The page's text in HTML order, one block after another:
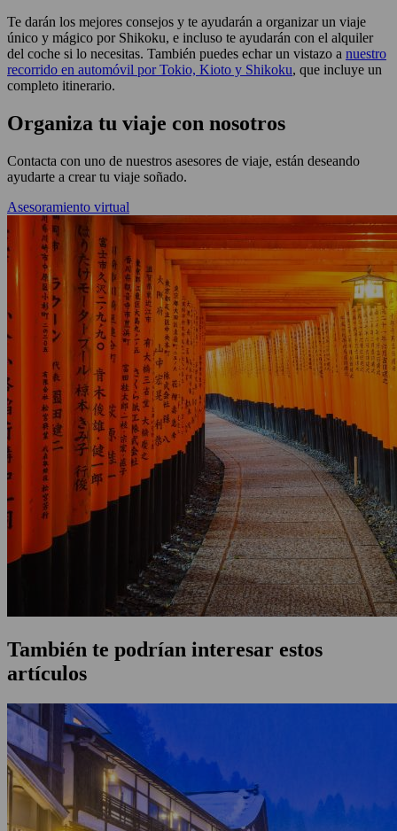
Te darán los mejores consejos y te ayudarán a organizar un viaje
único y mágico por Shikoku, e incluso te ayudarán con el alquiler
del coche si lo necesitas. También puedes echar un vistazo a nuestro
recorrido en automóvil por Tokio, Kioto y Shikoku, que incluye un
completo itinerario.
Organiza tu viaje con nosotros
Contacta con uno de nuestros asesores de viaje, están deseando
ayudarte a crear tu viaje soñado.
Asesoramiento virtual
También te podrían interesar estos
artículos